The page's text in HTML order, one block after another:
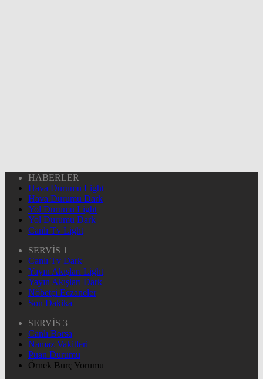
HABERLER
Hava Durumu Light
Hava Durumu Dark
Yol Durumu Light
Yol Durumu Dark
Canlı Tv Light
SERVİS 1
Canlı Tv Dark
Yayın Akışları Light
Yayın Akışları Dark
Nöbetçi Eczaneler
Son Dakika
SERVİS 3
Canlı Borsa
Namaz Vakitleri
Puan Durumu
Örnek Burç Yorumu